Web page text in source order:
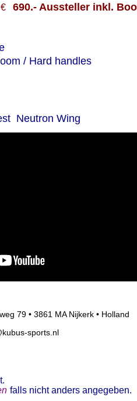
€ 690.- Aussteller inkl.
/ Hard handles
Neutron Wing
79 • 3861 MA Nijkerk • Holland
sports.nl
falls nicht anders angegeben.